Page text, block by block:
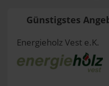
Günstigstes
Energieholz Vest e.K.